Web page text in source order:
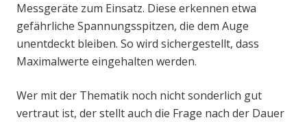
Messgeräte zum Einsatz. Diese erkennen etwa
gefährliche Spannungsspitzen, die dem Auge
unentdeckt bleiben. So wird sichergestellt, dass
Maximalwerte eingehalten werden.
Wer mit der Thematik noch nicht sonderlich gut
vertraut ist, der stellt auch die Frage nach der Dauer